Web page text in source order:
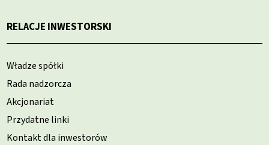
RELACJE INWESTORSKI
Władze spółki
Rada nadzorcza
Akcjonariat
Przydatne linki
Kontakt dla inwestorów